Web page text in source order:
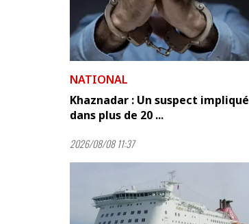
NATIONAL
Khaznadar : Un suspect impliqué
dans plus de 20 ...
2026/08/08 11:37